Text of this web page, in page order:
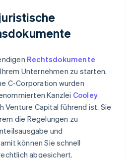
Rechtsdokumente
Unternehmen zu starten.
C-Corporation wurden
Kanzlei Cooley
Venture Capital führend ist. Sie
die Regelungen zu
und
können Sie schnell
abgesichert.